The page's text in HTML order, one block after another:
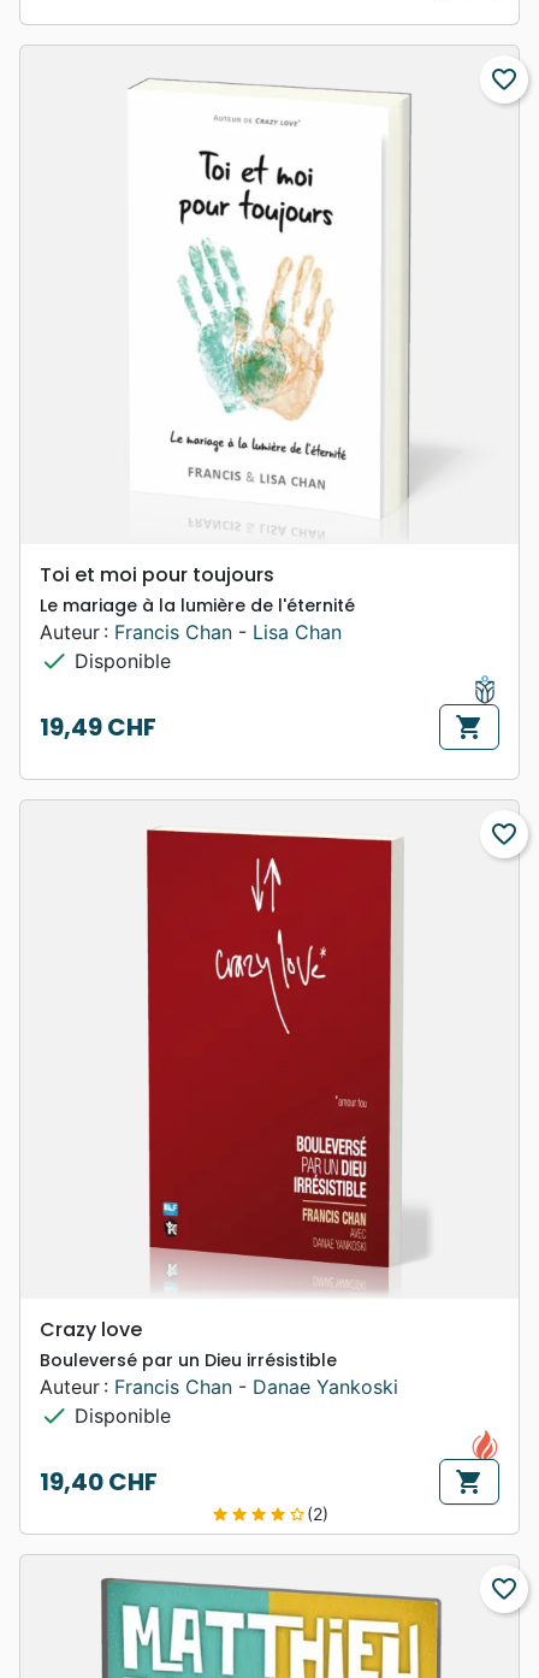
favorite_border
Toi et moi pour toujours
Le mariage à la lumière de l'éternité
Auteur : Francis Chan - Lisa Chan
check Disponible
Prix
19,49 CHF shopping_cart
favorite_border
Crazy love
Bouleversé par un Dieu irrésistible
Auteur : Francis Chan - Danae Yankoski
check Disponible
Prix
19,40 CHF shopping_cart
star star star star star_border(2)
favorite_border